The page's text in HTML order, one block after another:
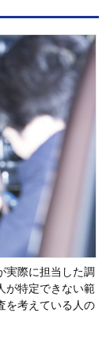
実際に担当した調
が特定できない範
を考えている人の